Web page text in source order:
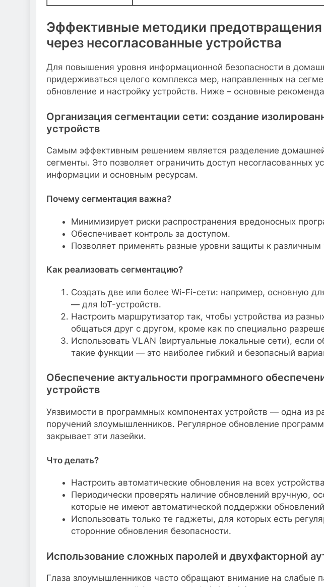
Эффективные методики предотвращения
через несогласованные устройства
Для повышения уровня информационной безопасности в
придерживаться целого комплекса мер, направленных на
обновление и настройку устройств. Ниже – основные
Организация сегментации сети: создание
устройств
Самым эффективным решением является разделение
сегменты. Это позволяет ограничить доступ несогласованных
информации и основным ресурсам.
Почему сегментация важна?
Минимизирует риски распространения вредоносных
Обеспечивает контроль за доступом.
Позволяет применять разные уровни защиты к различным
Как реализовать сегментацию?
Создать две или более Wi-Fi-сети: например, основную
— для IoT-устройств.
Настроить маршрутизатор так, чтобы устройства из
общаться друг с другом, кроме как по специально
Использовать VLAN (виртуальные локальные сети), если
такие функции — это наиболее гибкий и безопасный
Обеспечение актуальности программного
устройств
Уязвимости в программных компонентах устройств — одна из
поручений злоумышленников. Регулярное обновление
закрывает эти лазейки.
Что делать?
Настроить автоматические обновления на всех
Периодически проверять наличие обновлений вручную,
которые не имеют автоматической поддержки
Использовать только те гаджеты, для которых есть
сторонние обновления безопасности.
Использование сложных паролей и двухфакторной
Глаза злоумышленников часто обращают внимание на слабые